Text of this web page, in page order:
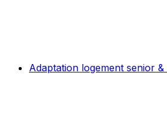
Adaptation logement senior &